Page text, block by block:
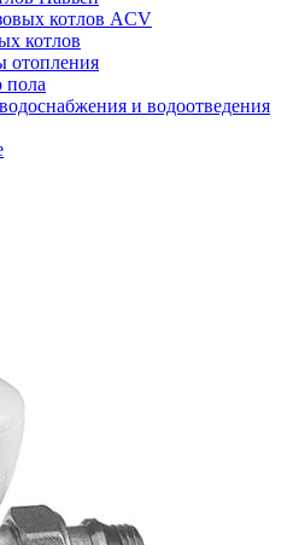
котлов ACV
котлов
отопления
пола
и водоотведения